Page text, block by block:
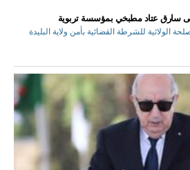
سارق عتاد مطبخي بمؤسسة تربوية
الولائية للشرطة القضائية بأمن ولاية البليدة